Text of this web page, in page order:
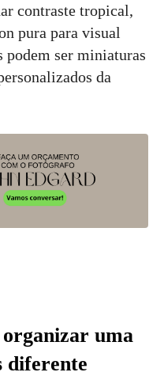
contraste tropical,
pura para visual
ser miniaturas
da
uma
diferente